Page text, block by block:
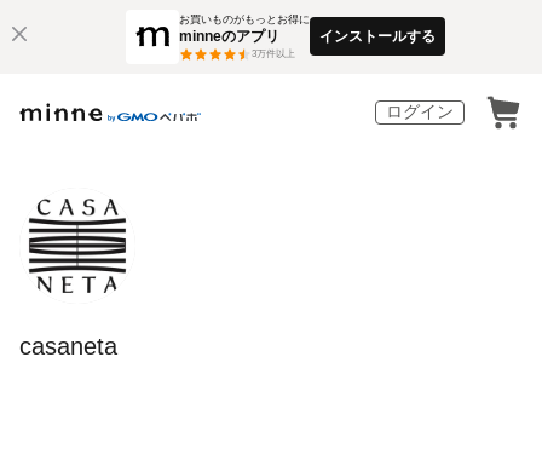
お買いものがもっとお得に
minneのアプリ
3万件以上
インストールする
ログイン
casaneta